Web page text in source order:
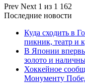
Prev Next 1 из 1 162
Последние новости
Куда сходить в
пикник, театр и
В Японии
золото и
Хоккейное
Монументу